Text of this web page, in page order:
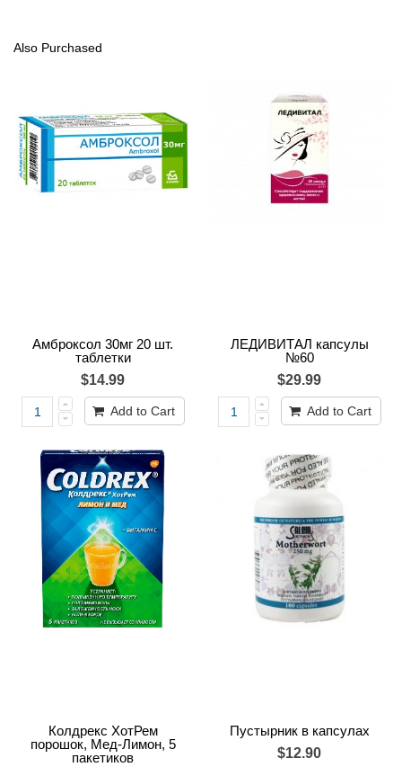
Also Purchased
Амброксол 30мг 20 шт.
таблетки
$14.99
Add to Cart
ЛЕДИВИТАЛ капсулы
№60
$29.99
Add to Cart
Колдрекс ХотРем
порошок, Мед-Лимон, 5
пакетиков
Пустырник в капсулах
$12.90